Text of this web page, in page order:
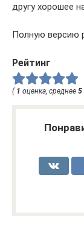
другу хорошее
Полную версию
Рейтинг
( 1 оценка, среднее 5